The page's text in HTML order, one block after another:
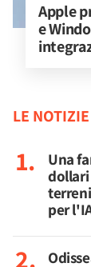
Apple
e
LE
Una
per